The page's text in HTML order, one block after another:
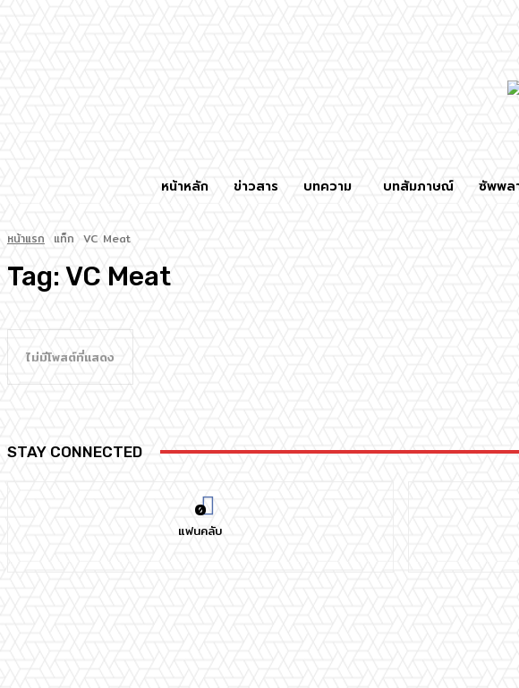
หน้าหลัก ข่าวสาร บทความ บทสัมภาษณ์ ซัพพล
หน้าแรก แท็ก VC Meat
Tag:VC Meat
ไม่มีโพสต์ที่แสดง
STAY CONNECTED
0
แฟนคลับ